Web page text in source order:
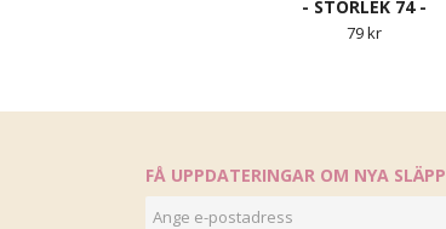
- STORLEK 74 -
79 kr
FÅ UPPDATERINGAR OM NYA SLÄPP